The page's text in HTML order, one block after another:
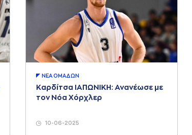
10-06-2025
ΝΕA ΟΜAΔΩΝ
Καρδίτσα ΙΑΠΩΝΙΚΗ: Ανανέωσε με
τον Νόα Χόρχλερ